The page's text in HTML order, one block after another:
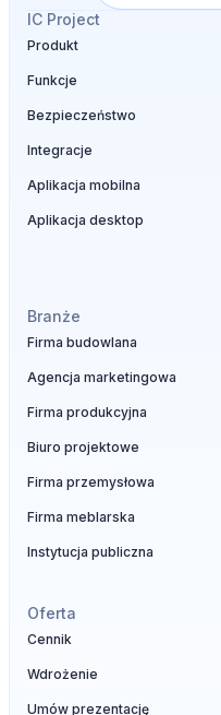
IC Project
Produkt
Funkcje
Bezpieczeństwo
Integracje
Aplikacja mobilna
Aplikacja desktop
Branże
Firma budowlana
Agencja marketingowa
Firma produkcyjna
Biuro projektowe
Firma przemysłowa
Firma meblarska
Instytucja publiczna
Oferta
Cennik
Wdrożenie
Umów prezentację